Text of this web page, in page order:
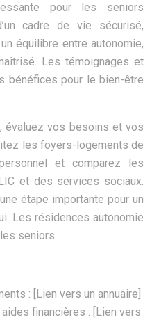
pour les seniors
cadre de vie sécurisé,
équilibre entre autonomie,
Les témoignages et
bénéfices pour le bien-être
évaluez vos besoins et vos
les foyers-logements de
et comparez les
et des services sociaux.
étape importante pour un
Les résidences autonomie
seniors.
: [Lien vers un annuaire]
financières : [Lien vers